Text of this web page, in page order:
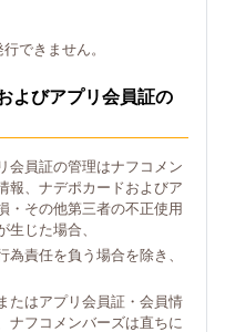
できません。
よびアプリ会員証の
会員証の管理はナフコメン
報、ナデポカードおよびア
・その他第三者の不正使用
じた場合、
責任を負う場合を除き、
たはアプリ会員証・会員情
ナフコメンバーズは直ちに